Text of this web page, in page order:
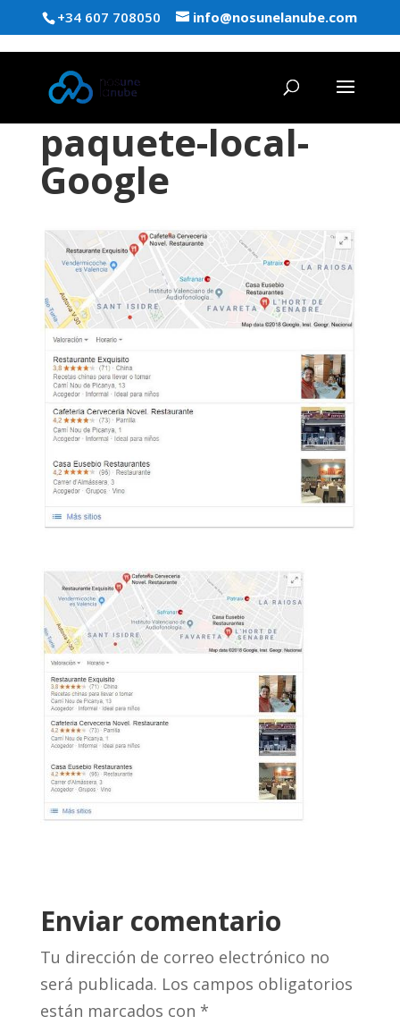
+34 607 708050 info@nosunelanube.com
paquete-local-
Google
Enviar comentario
Tu dirección de correo electrónico no
será publicada. Los campos obligatorios
están marcados con *